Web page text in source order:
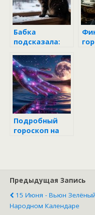
здоровье
Бабка
подсказала:
обязательно
нужно сделать
10 декабря в
Романов день
и что
категорически
делать нельзя
Подробный
гороскоп на
Предыдущая Запись
15 Июня - Вьюн
Народном Календаре